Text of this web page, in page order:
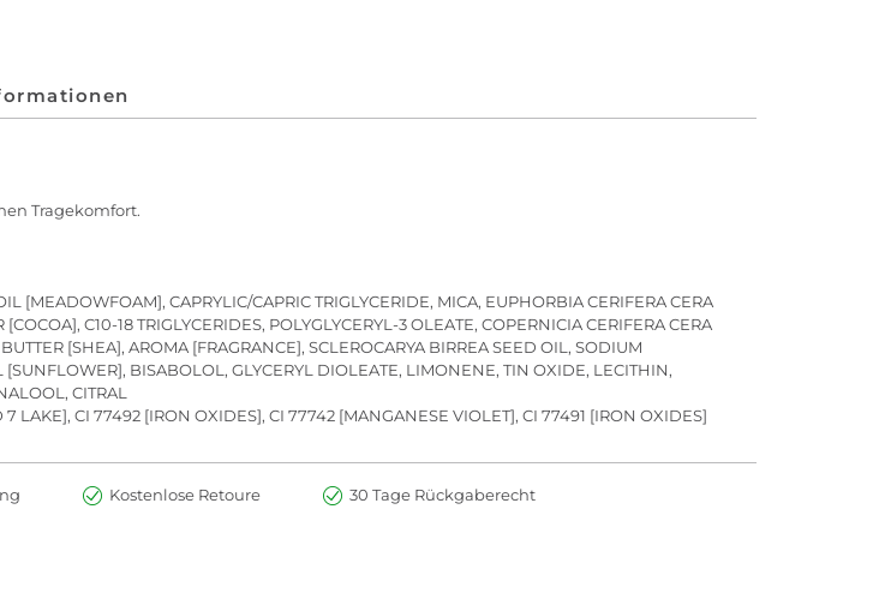
Tragekomfort.
[MEADOWFOAM], CAPRYLIC/CAPRIC TRIGLYCERIDE, MICA, EUPHORBIA CERIFERA CERA
C10-18 TRIGLYCERIDES, POLYGLYCERYL-3 OLEATE, COPERNICIA CERIFERA CERA
[SHEA], AROMA [FRAGRANCE], SCLEROCARYA BIRREA SEED OIL, SODIUM
BISABOLOL, GLYCERYL DIOLEATE, LIMONENE, TIN OXIDE, LECITHIN,
CITRAL
LAKE], CI 77492 [IRON OXIDES], CI 77742 [MANGANESE VIOLET], CI 77491 [IRON OXIDES]
Kostenlose Retoure 30 Tage Rückgaberecht